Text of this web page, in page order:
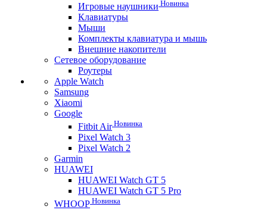
Игровые наушники Новинка
Клавиатуры
Мыши
Комплекты клавиатура и мышь
Внешние накопители
Сетевое оборудование
Роутеры
Apple Watch
Samsung
Xiaomi
Google
Fitbit AirНовинка
Pixel Watch 3
Pixel Watch 2
Garmin
HUAWEI
HUAWEI Watch GT 5
HUAWEI Watch GT 5 Pro
WHOOP Новинка